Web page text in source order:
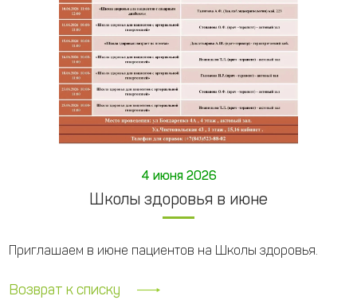
4 июня 2026
Школы здоровья в июне
Приглашаем в июне пациентов на Школы здоровья.
Возврат к списку